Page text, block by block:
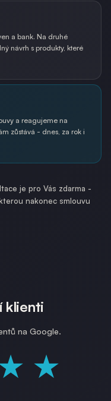
a bank. Na druhé
návrh s produkty, které
a reagujeme na
zůstává - dnes, za rok i
je pro Vás zdarma -
nakonec smlouvu
klienti
na Google.